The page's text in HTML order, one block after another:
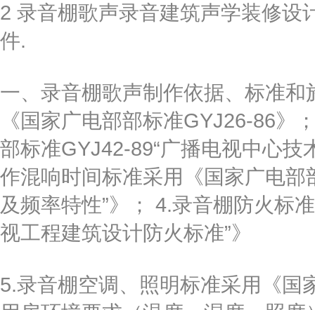
2 录音棚歌声录音建筑声学装修设
件.
一、录音棚歌声制作依据、标准
《国家广电部部标准GYJ26-86》
部标准GYJ42-89“广播电视中心技
作混响时间标准采用《国家广电
及频率特性”》； 4.录音棚防火标
视工程建筑设计防火标准”》
5.录音棚空调、照明标准采用《国